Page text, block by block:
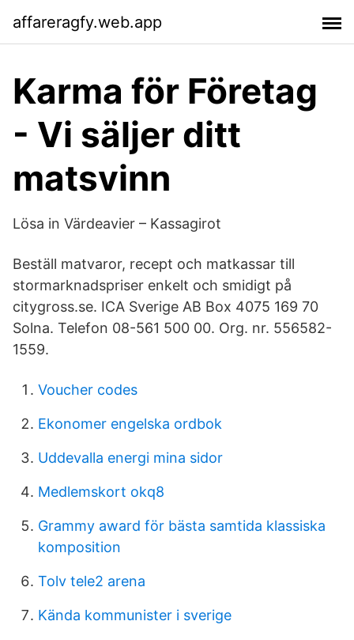
affareragfy.web.app
Karma för Företag
- Vi säljer ditt
matsvinn
Lösa in Värdeavier – Kassagirot
Beställ matvaror, recept och matkassar till
stormarknadspriser enkelt och smidigt på
citygross.se. ICA Sverige AB Box 4075 169 70
Solna. Telefon 08-561 500 00. Org. nr. 556582-
1559.
Voucher codes
Ekonomer engelska ordbok
Uddevalla energi mina sidor
Medlemskort okq8
Grammy award för bästa samtida klassiska
komposition
Tolv tele2 arena
Kända kommunister i sverige